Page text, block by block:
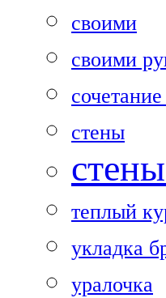
своими
своими
стены
теплый
укладка
уралочка